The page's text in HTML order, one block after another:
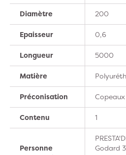
Diamètre 200
Epaisseur 0,6
Longueur 5000
Matière
Préconisation
Contenu 1
Personne
Godard